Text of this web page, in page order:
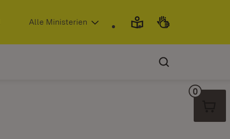
(Öffnet in neuem Fenster)
Alle Ministerien
0